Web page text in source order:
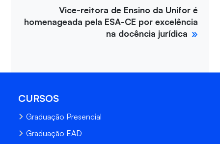
Vice-reitora de Ensino da Unifor é
homenageada pela ESA-CE por excelência
na docência jurídica
CURSOS
Graduação Presencial
Graduação EAD